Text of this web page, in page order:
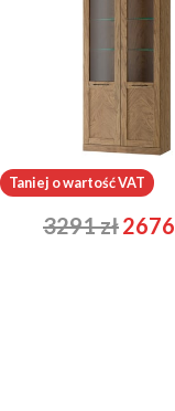
Cozy 12
3291zł2676
Taniej o wartość VAT